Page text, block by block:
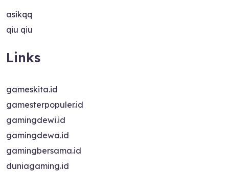
asikqq
qiu qiu
Links
gameskita.id
gamesterpopuler.id
gamingdewi.id
gamingdewa.id
gamingbersama.id
duniagaming.id